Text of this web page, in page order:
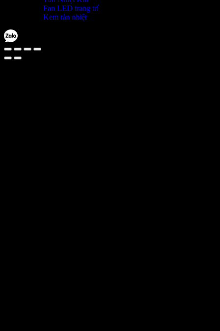
Fan LED trang trí
Kem tản nhiệt